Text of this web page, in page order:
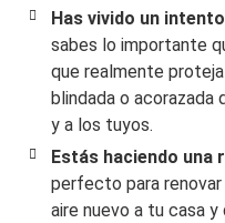
Has vivido un
sabes lo importante
que realmente
blindada o acorazada
y a los tuyos.
Estás haciendo una
perfecto para
aire nuevo a tu casa